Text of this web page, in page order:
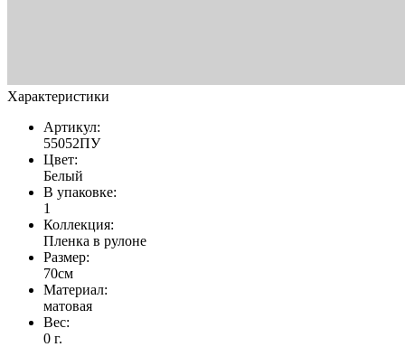
Характеристики
Артикул:
55052ПУ
Цвет:
Белый
В упаковке:
1
Коллекция:
Пленка в рулоне
Размер:
70см
Материал:
матовая
Вес:
0 г.